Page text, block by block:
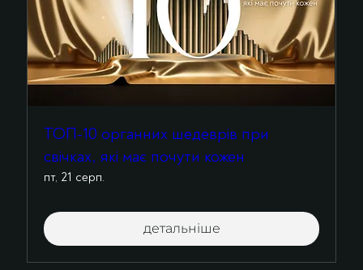
ТОП-10 органних шедеврів при
свічках, які має почути кожен
пт, 21 серп.
детальніше